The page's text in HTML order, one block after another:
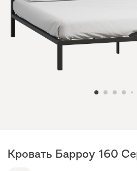
Кровать Барроу 160